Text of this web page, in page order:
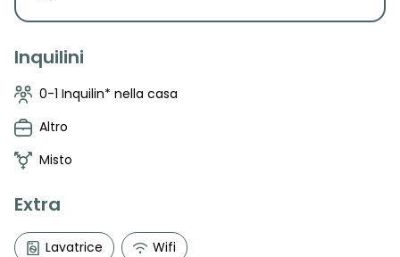
Inquilini
0-1 Inquilin* nella casa
Altro
Misto
Extra
Lavatrice Wifi